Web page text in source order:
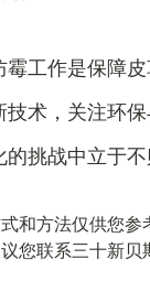
霉工作是保障
技术，关注环
的挑战中立于
和方法仅供您参
您联系三十新